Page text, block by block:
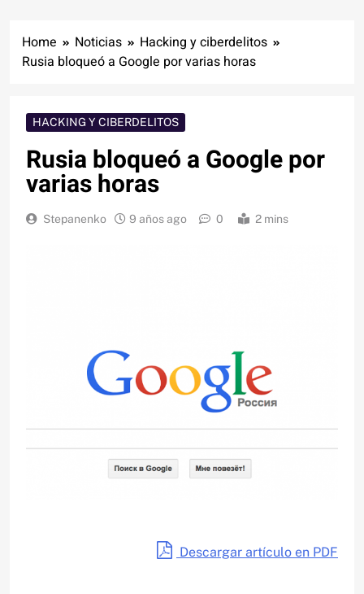
Home Noticias
Hacking y ciberdelitos
Rusia bloqueó a Google por varias horas
HACKING Y CIBERDELITOS
Rusia bloqueó a Google por
varias horas
Stepanenko 9 años ago 0 2 mins
Descargar artículo en PDF